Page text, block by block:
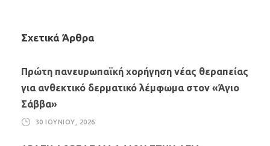
Σχετικά Άρθρα
Πρώτη πανευρωπαϊκή χορήγηση νέας θεραπείας
για ανθεκτικό δερματικό λέμφωμα στον «Άγιο
Σάββα»
30 ΙΟΥΝΊΟΥ, 2026